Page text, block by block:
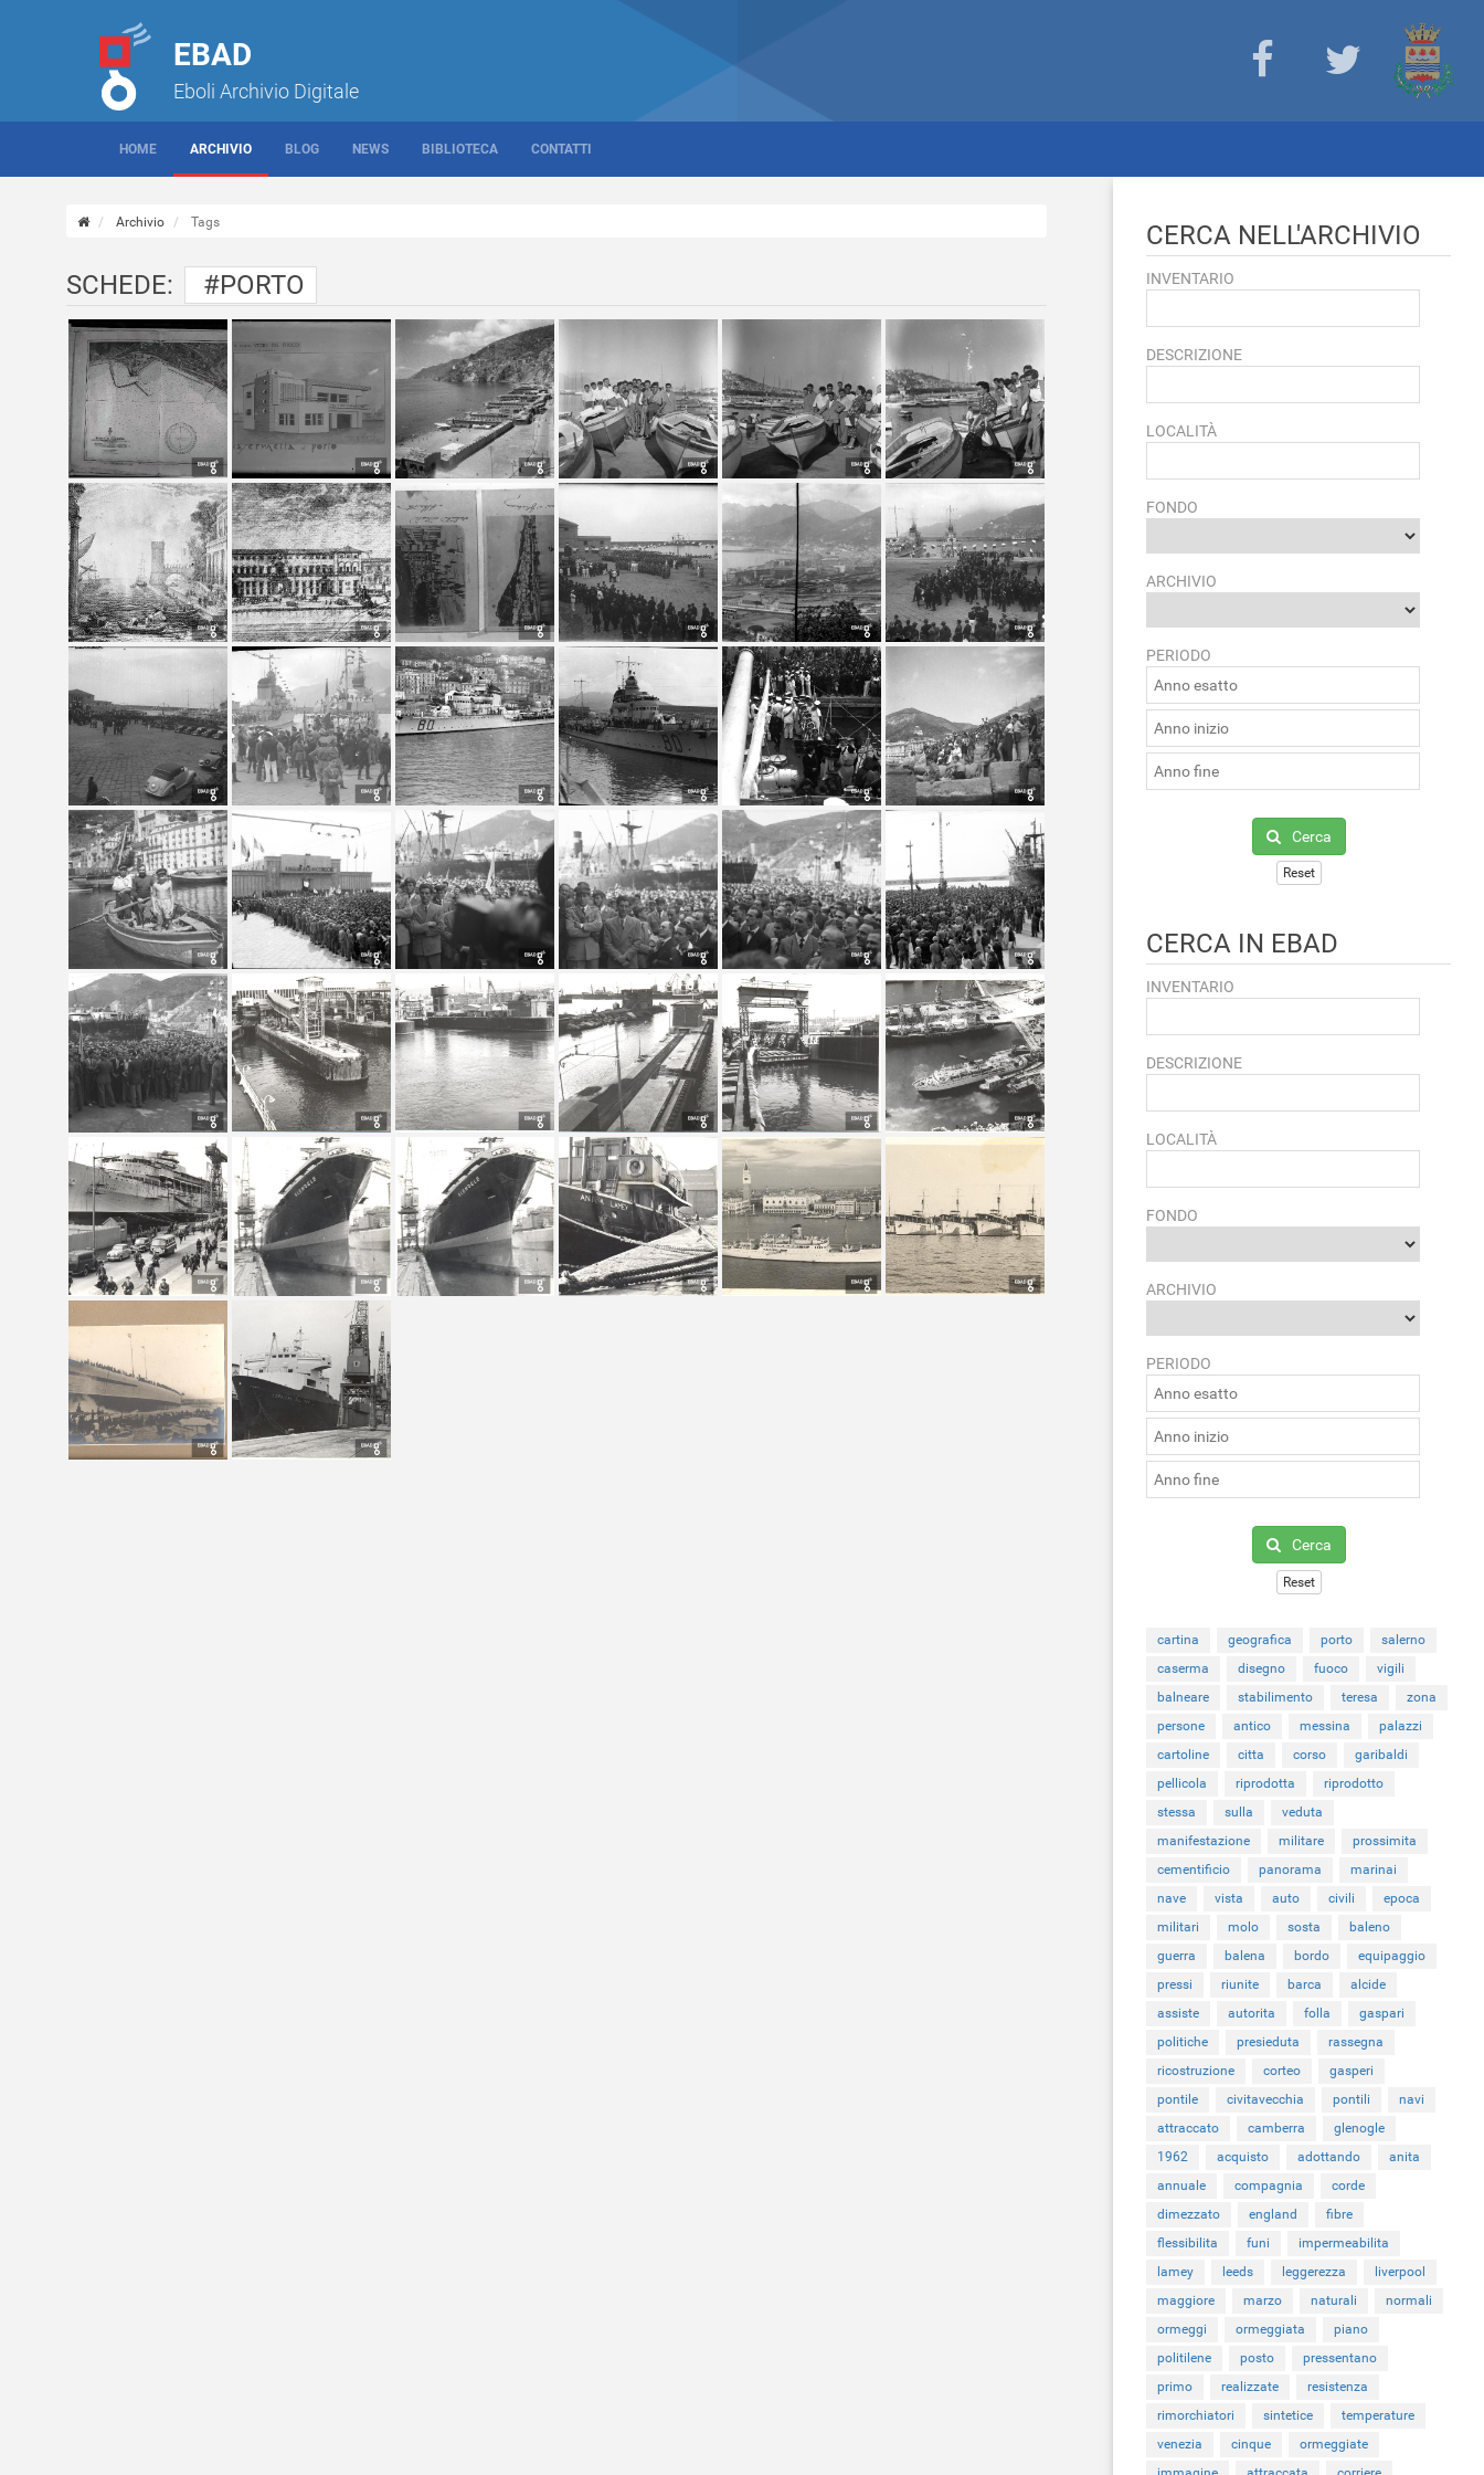
EBAD
Eboli Archivio Digitale
HOME ARCHIVIO BLOG NEWS BIBLIOTECA CONTATTI
Archivio Tags
SCHEDE: #PORTO
CERCA NELL'ARCHIVIO
INVENTARIO
DESCRIZIONE
LOCALITÀ
FONDO
ARCHIVIO
PERIODO
Cerca
Reset
CERCA IN EBAD
INVENTARIO
DESCRIZIONE
LOCALITÀ
FONDO
ARCHIVIO
PERIODO
Cerca
Reset
cartina geografica porto
salerno
caserma
disegno fuoco
vigili
balneare
stabilimento teresa
zona
persone
antico messina
palazzi
cartoline
citta corso
garibaldi
pellicola
riprodotta
riprodotto
stessa
sulla
veduta
manifestazione
militare
prossimita
cementificio
panorama
marinai
nave
vista auto civili
epoca
militari
molo sosta
baleno
guerra
balena bordo
equipaggio
pressi
riunite barca
alcide
assiste
autorita folla
gaspari
politiche
presieduta
rassegna
ricostruzione
corteo
gasperi
pontile
civitavecchia pontili
navi
attraccato
camberra
glenogle
1962
acquisto adottando
anita
annuale
compagnia
corde
dimezzato
england
fibre
flessibilita
funi
impermeabilita
lamey
leeds leggerezza
liverpool
maggiore
marzo naturali
normali
ormeggi
ormeggiata
piano
politilene
posto
pressentano
primo
realizzate
resistenza
rimorchiatori
sintetice
temperature
venezia
cinque
ormeggiate